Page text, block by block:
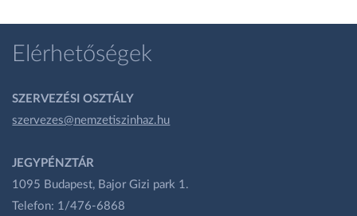
Elérhetőségek
SZERVEZÉSI OSZTÁLY
szervezes@nemzetiszinhaz.hu
JEGYPÉNZTÁR
1095 Budapest, Bajor Gizi park 1.
Telefon: 1/476-6868